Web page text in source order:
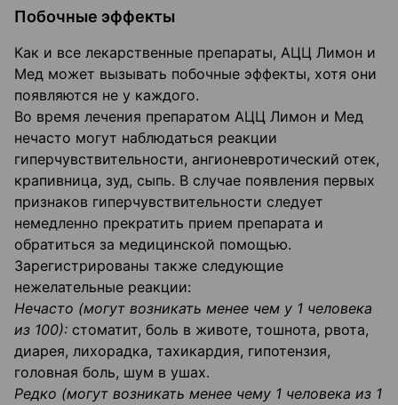
Побочные эффекты
Как и все лекарственные препараты, АЦЦ Лимон и
Мед может вызывать побочные эффекты, хотя они
появляются не у каждого.
Во время лечения препаратом АЦЦ Лимон и Мед
нечасто могут наблюдаться реакции
гиперчувствительности, ангионевротический отек,
крапивница, зуд, сыпь. В случае появления первых
признаков гиперчувствительности следует
немедленно прекратить прием препарата и
обратиться за медицинской помощью.
Зарегистрированы также следующие
нежелательные реакции:
Нечасто (могут возникать менее чем у 1 человека
из 100): стоматит, боль в животе, тошнота, рвота,
диарея, лихорадка, тахикардия, гипотензия,
головная боль, шум в ушах.
Редко (могут возникать менее чему 1 человека из 1